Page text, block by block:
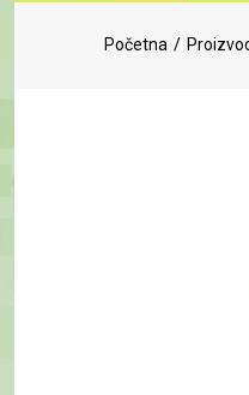
Početna